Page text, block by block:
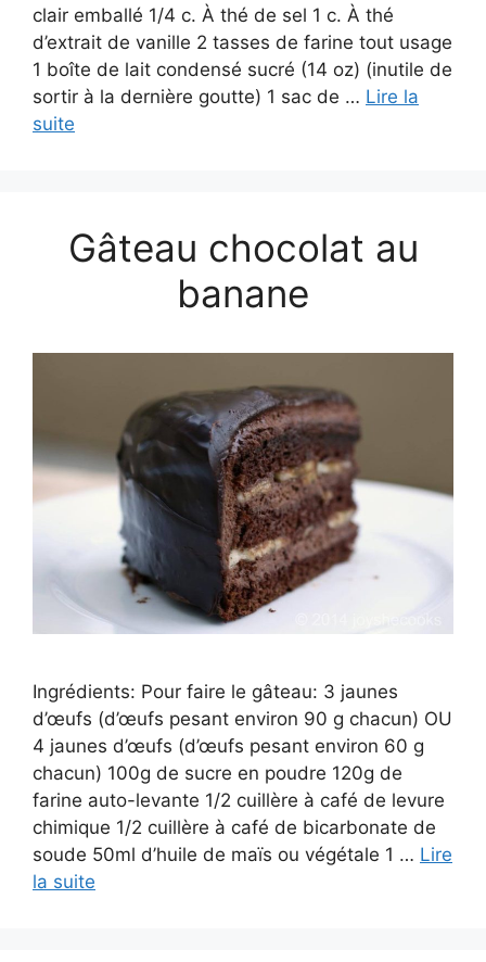
clair emballé 1/4 c. À thé de sel 1 c. À thé
d’extrait de vanille 2 tasses de farine tout usage
1 boîte de lait condensé sucré (14 oz) (inutile de
sortir à la dernière goutte) 1 sac de … Lire la
suite
Gâteau chocolat au
banane
Ingrédients: Pour faire le gâteau: 3 jaunes
d’œufs (d’œufs pesant environ 90 g chacun) OU
4 jaunes d’œufs (d’œufs pesant environ 60 g
chacun) 100g de sucre en poudre 120g de
farine auto-levante 1/2 cuillère à café de levure
chimique 1/2 cuillère à café de bicarbonate de
soude 50ml d’huile de maïs ou végétale 1 … Lire
la suite